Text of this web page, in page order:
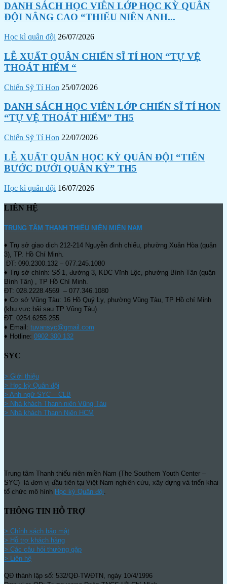
DANH SÁCH HỌC VIÊN LỚP HỌC KỲ QUÂN
ĐỘI NÂNG CAO “THIẾU NIÊN ANH...
Học kì quân đội 26/07/2026
LỄ XUẤT QUÂN CHIẾN SĨ TÍ HON “TỰ VỆ
THOÁT HIỂM “
Chiến Sỹ Tí Hon 25/07/2026
DANH SÁCH HỌC VIÊN LỚP CHIẾN SĨ TÍ HON
“TỰ VỆ THOÁT HIỂM” TH5
Chiến Sỹ Tí Hon 22/07/2026
LỄ XUẤT QUÂN HỌC KỲ QUÂN ĐỘI “TIẾN
BƯỚC DƯỚI QUÂN KỲ” TH5
Học kì quân đội 16/07/2026
LIÊN HỆ
TRUNG TÂM THANH THIẾU NIÊN MIỀN NAM
♦ Trụ sở giao dịch 212-214 Nguyễn đình chiểu, phường Xuân Hòa (quận
3), TP. Hồ Chí Minh.
ĐT: 090.2300.132 – 077.245.1080
♦ Trụ sở chính: Số 1, đường 3, KDC Vĩnh Lộc, phường Bình Tân (quận
Bình Tân) , TP Hồ Chí Minh.
ĐT: 028.2228.4569 – 077.346.1080
♦ Cơ sở Vũng Tàu: 16 Hồ Quý Ly, phường Vũng Tàu, TP Hồ chí Minh
(khu vực bãi sau TP Vũng Tàu).
ĐT: 0254.6255.255.
♦ Email: tuvansyc@gmail.com
♦ Hotline: 0902 300 132
SYC
> Giới thiệu
> Học kỳ Quân đội
> Anh ngữ SYC – CLB
> Nhà khách Thanh niên Vũng Tàu
> Nhà khách Thanh Niên HCM
Trung tâm Thanh thiếu niên miền Nam (The Southern Youth Center –
SYC) là đơn vị đầu tiên tại Việt Nam nghiên cứu, xây dựng và triển khai
tổ chức mô hình Học kỳ Quân đội
THÔNG TIN HỖ TRỢ
> Chính sách bảo mật
> Hỗ trợ khách hàng
> Các câu hỏi thường gặp
> Liên hệ
QĐ thành lập số: 532/QĐ-TWĐTN, ngày 10/4/1996